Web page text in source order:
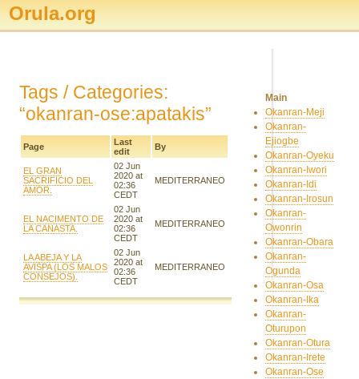
Orula.org
Tags / Categories:
“okanran-ose:apatakis”
Page
Last
edit
By
EL GRAN
SACRIFICIO DEL
AMOR.
02 Jun
2020 at
02:36
CEDT
MEDITERRANEO
EL NACIMENTO DE
LA CANASTA.
02 Jun
2020 at
02:36
CEDT
MEDITERRANEO
LA ABEJA Y LA
AVISPA (LOS MALOS
CONSEJOS).
02 Jun
2020 at
02:36
CEDT
MEDITERRANEO
Main
Okanran-Meji
Okanran-
Ejiogbe
Okanran-Oyeku
Okanran-Iwori
Okanran-Idi
Okanran-Irosun
Okanran-
Owonrin
Okanran-Obara
Okanran-
Ogunda
Okanran-Osa
Okanran-Ika
Okanran-
Oturupon
Okanran-Otura
Okanran-Irete
Okanran-Ose